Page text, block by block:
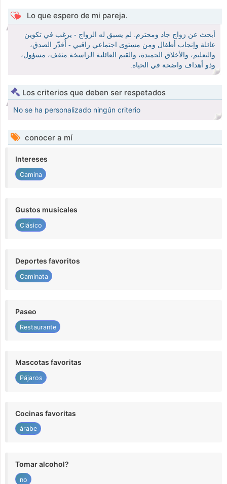
Lo que espero de mi pareja.
أبحث عن زواج جاد ومحترم. لم يسبق له الزواج - يرغب في تكوين
عائلة وإنجاب أطفال ومن مستوى اجتماعي راقيي - أُقدّر الصدق،
والتعليم، والأخلاق الحميدة، والقيم العائلية الراسخة.مثقف، مسؤول،
وذو أهداف واضحة في الحياة.
Los criterios que deben ser respetados
No se ha personalizado ningún criterio
conocer a mí
Intereses
Camina
Gustos musicales
Clásico
Deportes favoritos
Caminata
Paseo
Restaurante
Mascotas favoritas
Pájaros
Cocinas favoritas
árabe
Tomar alcohol?
no